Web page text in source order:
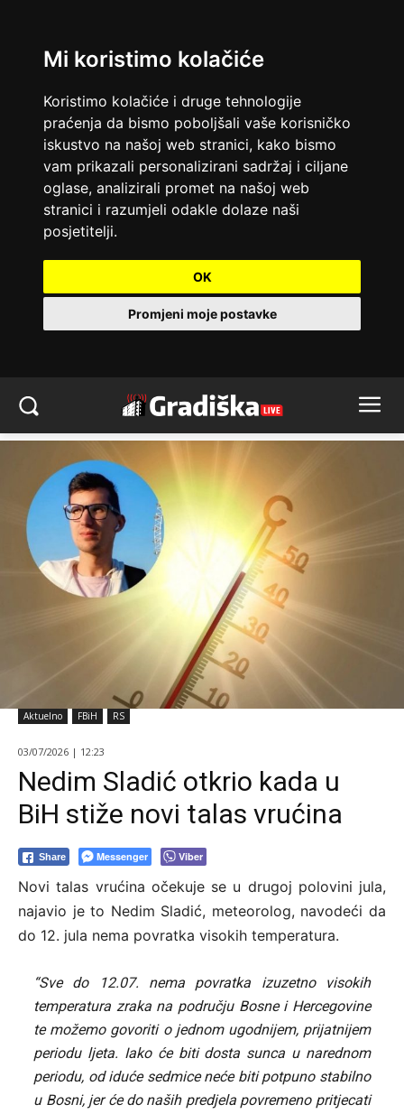
Mi koristimo kolačiće
Koristimo kolačiće i druge tehnologije
praćenja da bismo poboljšali vaše korisničko
iskustvo na našoj web stranici, kako bismo
vam prikazali personalizirani sadržaj i ciljane
oglase, analizirali promet na našoj web
stranici i razumjeli odakle dolaze naši
posjetitelji.
OK
Promjeni moje postavke
Aktuelno FBiH RS
03/07/2026 | 12:23
Nedim Sladić otkrio kada u
BiH stiže novi talas vrućina
Share Messenger Viber
Novi talas vrućina očekuje se u drugoj polovini jula,
najavio je to Nedim Sladić, meteorolog, navodeći da
do 12. jula nema povratka visokih temperatura.
“Sve do 12.07. nema povratka izuzetno visokih
temperatura zraka na području Bosne i Hercegovine
te možemo govoriti o jednom ugodnijem, prijatnijem
periodu ljeta. Iako će biti dosta sunca u narednom
periodu, od iduće sedmice neće biti potpuno stabilno
u Bosni, jer će do naših predjela povremeno pritjecati